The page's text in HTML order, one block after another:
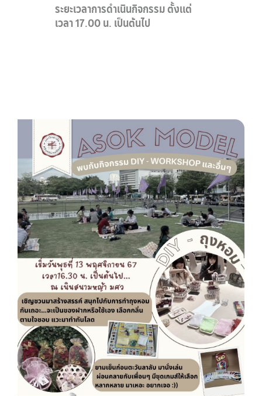
ระยะเวลาการดำเนินกิจกรรม ตั้งแต่
เวลา 17.00 น. เป็นต้นไป